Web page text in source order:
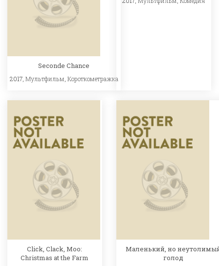
Seconde Chance
2017, Мультфильм Короткометражка
Click, Clack, Moo:
Christmas at the Farm
Маленький, но
голод